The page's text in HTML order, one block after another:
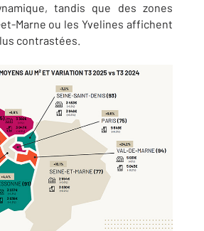
tandis que des zones
Marne ou les Yvelines affichent
contrastées.